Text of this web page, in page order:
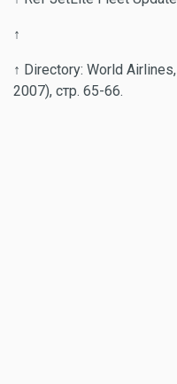
↑
↑ Directory: World
2007), стр. 65-66.